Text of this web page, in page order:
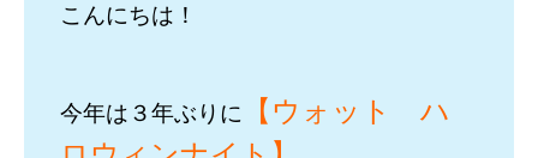
こんにちは！
今年は３年ぶりに
【ウォット ハ